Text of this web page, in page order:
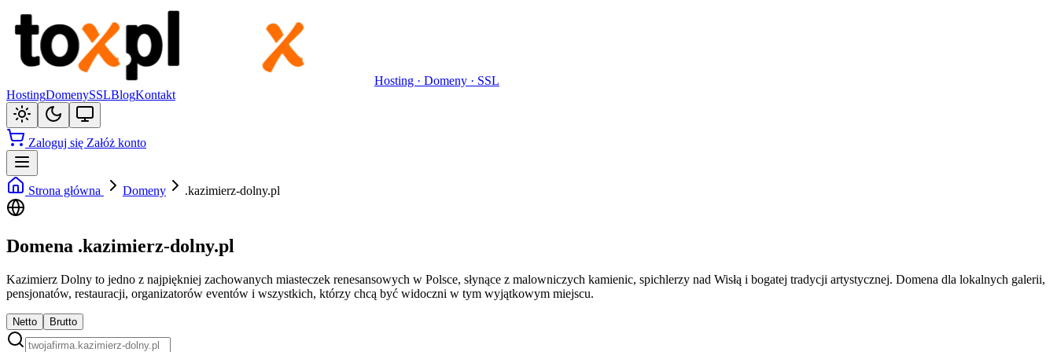
Hosting · Domeny · SSL
HostingDomenySSLBlogKontakt
Zaloguj się Załóż konto
Strona główna Domeny .kazimierz-dolny.pl
Domena .kazimierz-dolny.pl
Kazimierz Dolny to jedno z najpiękniej zachowanych miasteczek renesansowych w Polsce, słynące z malowniczych kamienic, spichlerzy nad Wisłą i bogatej tradycji artystycznej. Domena dla lokalnych galerii,
pensjonatów, restauracji, organizatorów eventów i wszystkich, którzy chcą być widoczni w tym wyjątkowym miejscu.
Netto Brutto